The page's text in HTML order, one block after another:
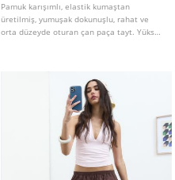
Pamuk karışımlı, elastik kumaştan
üretilmiş, yumuşak dokunuşlu, rahat ve
orta düzeyde oturan çan paça tayt. Yüksek